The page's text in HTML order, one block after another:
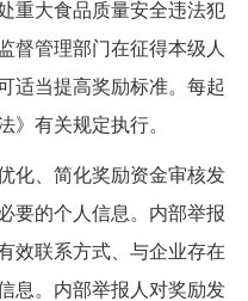
重大食品质量安全违法犯
督管理部门在征得本级人
适当提高奖励标准。每起
》有关规定执行。
化、简化奖励资金审核发
要的个人信息。内部举报
效联系方式、与企业存在
息。内部举报人对奖励发